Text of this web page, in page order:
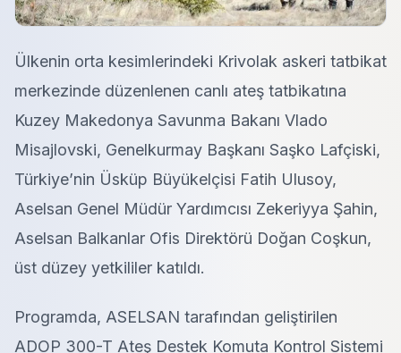
Ülkenin orta kesimlerindeki Krivolak askeri tatbikat
merkezinde düzenlenen canlı ateş tatbikatına
Kuzey Makedonya Savunma Bakanı Vlado
Misajlovski, Genelkurmay Başkanı Saşko Lafçiski,
Türkiye’nin Üsküp Büyükelçisi Fatih Ulusoy,
Aselsan Genel Müdür Yardımcısı Zekeriyya Şahin,
Aselsan Balkanlar Ofis Direktörü Doğan Coşkun,
üst düzey yetkililer katıldı.
Programda, ASELSAN tarafından geliştirilen
ADOP 300-T Ateş Destek Komuta Kontrol Sistemi